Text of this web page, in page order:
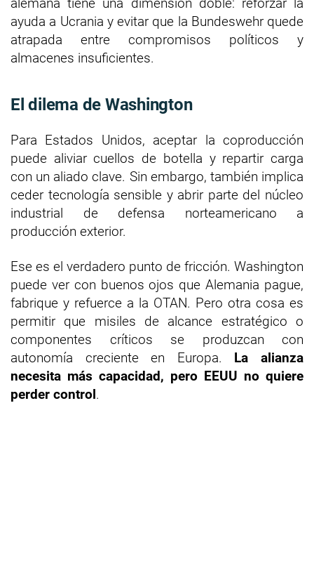
ayuda a Ucrania y evitar que la Bundeswehr quede
atrapada entre compromisos políticos y
almacenes insuficientes.
El dilema de Washington
Para Estados Unidos, aceptar la coproducción
puede aliviar cuellos de botella y repartir carga
con un aliado clave. Sin embargo, también implica
ceder tecnología sensible y abrir parte del núcleo
industrial de defensa norteamericano a
producción exterior.
Ese es el verdadero punto de fricción. Washington
puede ver con buenos ojos que Alemania pague,
fabrique y refuerce a la OTAN. Pero otra cosa es
permitir que misiles de alcance estratégico o
componentes críticos se produzcan con
autonomía creciente en Europa. La alianza
necesita más capacidad, pero EEUU no quiere
perder control.